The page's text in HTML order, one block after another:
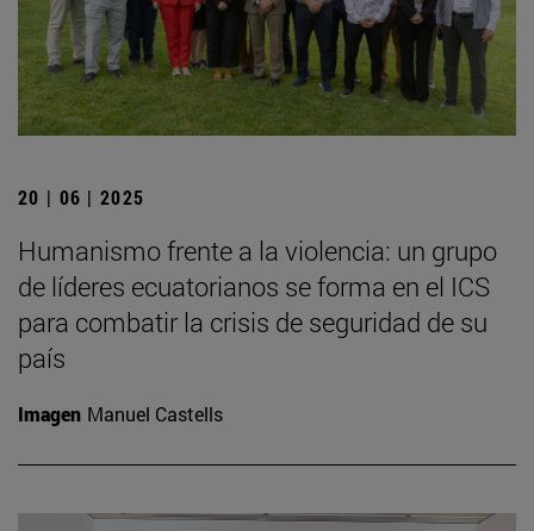
20 | 06 | 2025
Humanismo frente a la violencia: un grupo
de líderes ecuatorianos se forma en el ICS
para combatir la crisis de seguridad de su
país
Imagen Manuel Castells